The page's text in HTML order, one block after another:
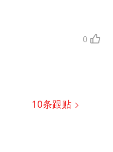
0
10条跟贴